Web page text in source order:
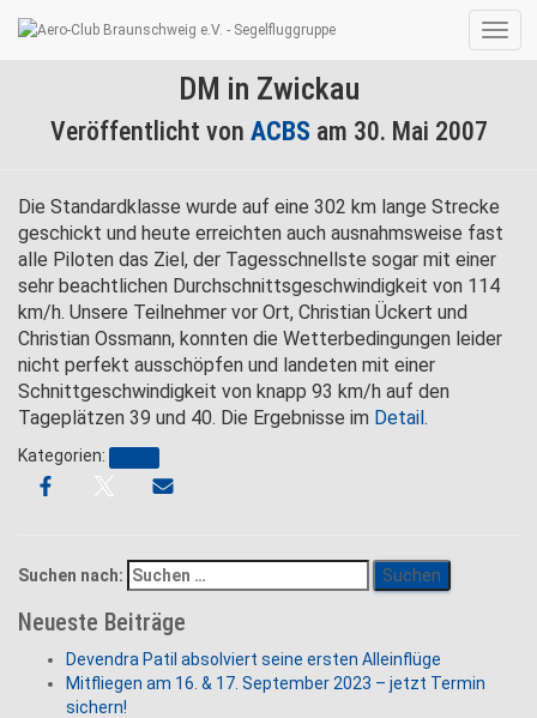
DM in Zwickau
Veröffentlicht von ACBS am 30. Mai 2007
Die Standardklasse wurde auf eine 302 km lange Strecke
geschickt und heute erreichten auch ausnahmsweise fast
alle Piloten das Ziel, der Tagesschnellste sogar mit einer
sehr beachtlichen Durchschnittsgeschwindigkeit von 114
km/h. Unsere Teilnehmer vor Ort, Christian Ückert und
Christian Ossmann, konnten die Wetterbedingungen leider
nicht perfekt ausschöpfen und landeten mit einer
Schnittgeschwindigkeit von knapp 93 km/h auf den
Tageplätzen 39 und 40. Die Ergebnisse im Detail.
Kategorien:
Suchen nach:
Neueste Beiträge
Devendra Patil absolviert seine ersten Alleinflüge
Mitfliegen am 16. & 17. September 2023 – jetzt Termin
sichern!